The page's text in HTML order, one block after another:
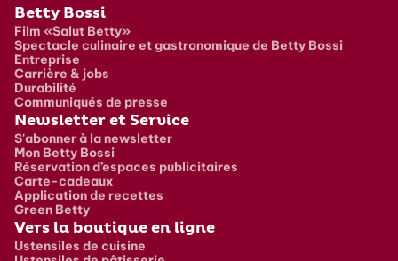
Pied de page
Betty Bossi
Film «Salut Betty»
Spectacle culinaire et gastronomique de Betty Bossi
Entreprise
Carrière & jobs
Durabilité
Communiqués de presse
Newsletter et Service
S'abonner à la newsletter
Mon Betty Bossi
Réservation d’espaces publicitaires
Carte-cadeaux
Application de recettes
Green Betty
Vers la boutique en ligne
Ustensiles de cuisine